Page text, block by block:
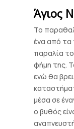
Άγιος
Το
ένα από τα
παραλία
φήμη της.
ενώ θα
μέσα σε
ο βυθός